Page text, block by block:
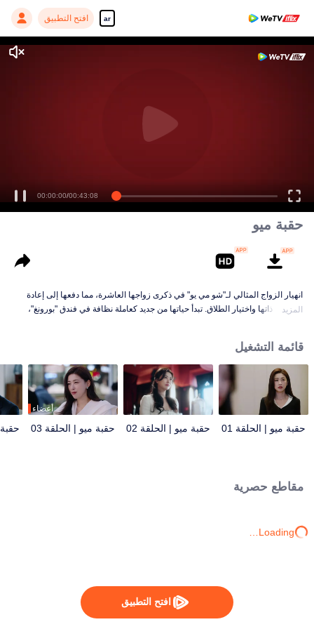
ar افتح التطبيق
افتح التطبيق
00:00:00/00:43:08
حقبة ميو
انهيار الزواج المثالي لـ"شو مي يو" في ذكرى زواجها العاشرة، مما دفعها إلى إعادة
اكتشاف ذاتها واختيار الطلاق. تبدأ حياتها من جديد كعاملة نظافة في فندق "بورونغ"،
المدينة.
المزيد
قائمة التشغيل
حقبة ميو | الحلقة 01 حقبة ميو | الحلقة 02
أعضاء
حقبة ميو | الحلقة 03 حقبة
مقاطع حصرية
Loading…